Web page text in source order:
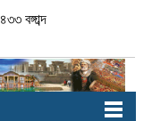
বঙ্গাব্দ